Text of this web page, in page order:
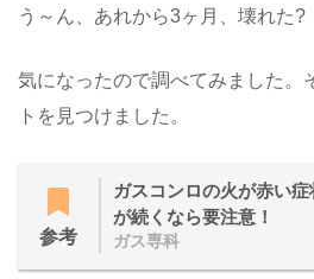
う～ん、あれから3ヶ月、壊れた?
気になったので調べてみました。
トを見つけました。
参考
ガスコンロの火が赤い
が続くなら要注意！
ガス専科